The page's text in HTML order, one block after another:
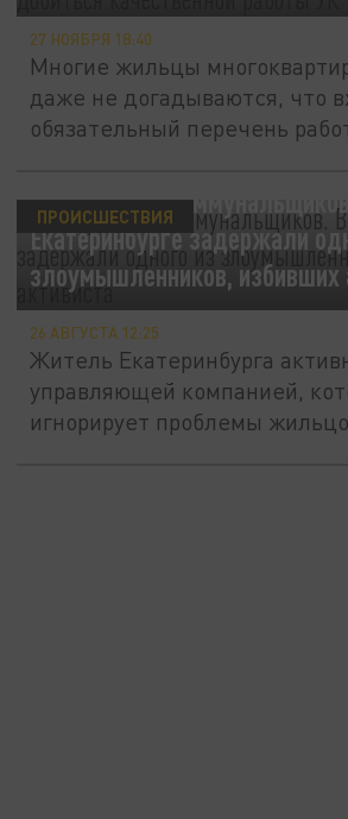
27 НОЯБРЯ 18:40
Многие жильцы
даже не догадываются, что
обязательный перечень
Цена работы
Екатеринбурге задержали
злоумышленников, избивших
ПРОИСШЕСТВИЯ
26 АВГУСТА 12:25
Житель Екатеринбурга
управляющей компанией,
игнорирует проблемы